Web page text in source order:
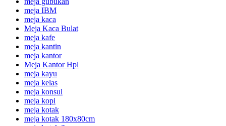
meja IBM
meja kaca
Meja Kaca Bulat
meja kafe
meja kantin
meja kantor
Meja Kantor Hpl
meja kayu
meja kelas
meja konsul
meja kopi
meja kotak
meja kotak 180x80cm